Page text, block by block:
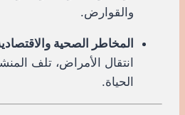
والقوارض.
المخاطر الصحية
انتقال الأمراض، تلف
الحياة.